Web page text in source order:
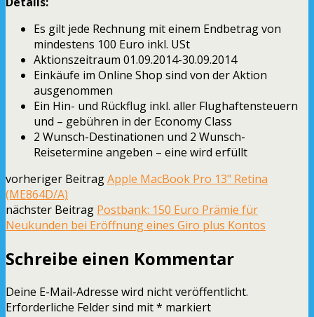
Es gilt jede Rechnung mit einem Endbetrag von
mindestens 100 Euro inkl. USt
Aktionszeitraum 01.09.2014-30.09.2014
Einkäufe im Online Shop sind von der Aktion
ausgenommen
Ein Hin- und Rückflug inkl. aller Flughaftensteuern
und – gebühren in der Economy Class
2 Wunsch-Destinationen und 2 Wunsch-
Reisetermine angeben – eine wird erfüllt
vorheriger BeitragApple MacBook Pro 13" Retina
(ME864D/A)
nächster Beitrag Postbank: 150 Euro Prämie für
Neukunden bei Eröffnung eines Giro plus Kontos
Schreibe einen Kommentar
Deine E-Mail-Adresse wird nicht veröffentlicht.
Erforderliche Felder sind mit* markiert